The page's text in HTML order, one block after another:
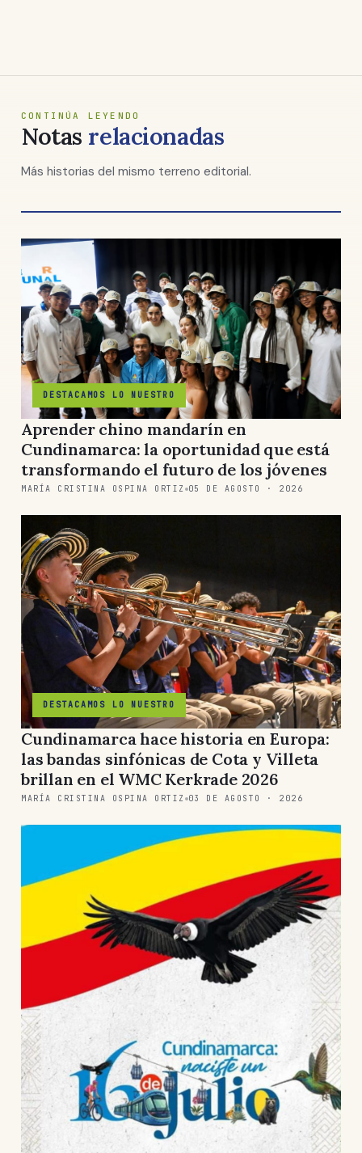
CONTINÚA LEYENDO
Notas relacionadas
Más historias del mismo terreno editorial.
DESTACAMOS LO NUESTRO
Aprender chino mandarín en
Cundinamarca: la oportunidad que está
transformando el futuro de los jóvenes
MARÍA CRISTINA OSPINA ORTIZ 05 DE AGOSTO · 2026
DESTACAMOS LO NUESTRO
Cundinamarca hace historia en Europa:
las bandas sinfónicas de Cota y Villeta
brillan en el WMC Kerkrade 2026
MARÍA CRISTINA OSPINA ORTIZ 03 DE AGOSTO · 2026